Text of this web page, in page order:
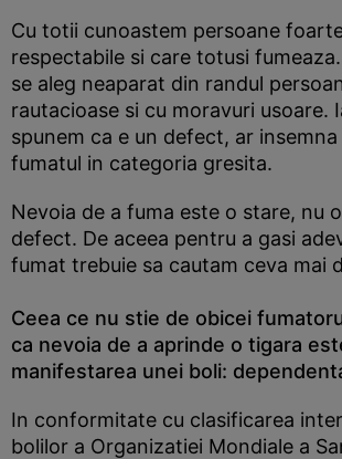
Cu totii cunoastem persoane
respectabile si care totusi
se aleg neaparat din randul
rautacioase si cu moravuri usoare.
spunem ca e un defect, ar
fumatul in categoria gresita.
Nevoia de a fuma este o stare, nu
defect. De aceea pentru a gasi
fumat trebuie sa cautam ceva mai
Ceea ce nu stie de obicei
ca nevoia de a aprinde o tigara
manifestarea unei boli:
In conformitate cu clasificarea
bolilor a Organizatiei Mondiale a